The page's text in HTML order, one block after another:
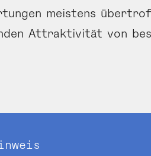
meistens
Attraktivität von